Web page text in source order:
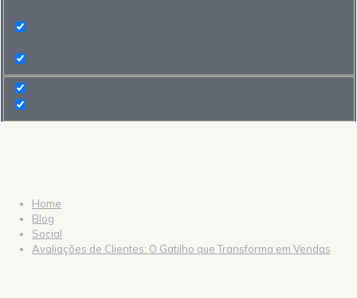
Home
Blog
Social
Avaliações de Clientes: O Gatilho que Transforma em Vendas